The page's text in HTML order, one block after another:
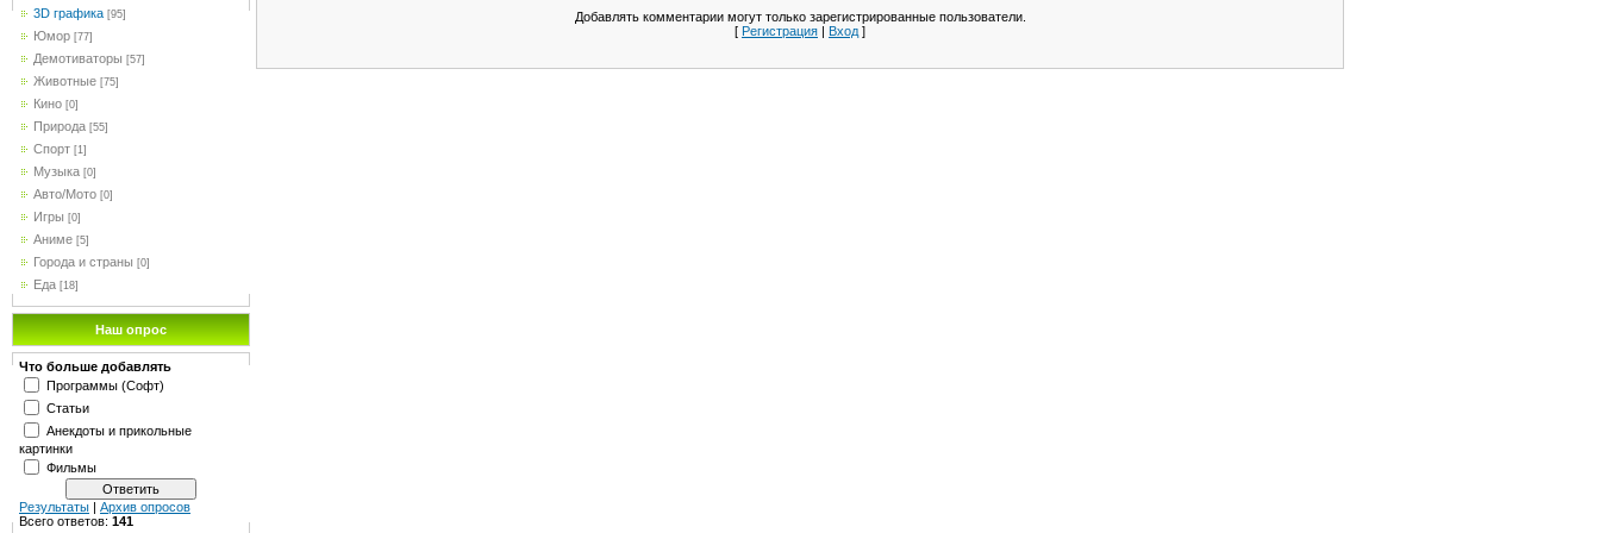
3D графика [95]
Юмор [77]
Демотиваторы [57]
Животные [75]
Кино [0]
Природа [55]
Спорт [1]
Музыка [0]
Авто/Мото [0]
Игры [0]
Аниме [5]
Города и страны [0]
Еда [18]
Наш опрос
Что больше добавлять
Программы (Софт)
Статьи
Анекдоты и прикольные
картинки
Фильмы
Результаты | Архив опросов
Всего ответов: 141
Добавлять комментарии могут только зарегистрированные пользователи.
[ Регистрация | Вход ]